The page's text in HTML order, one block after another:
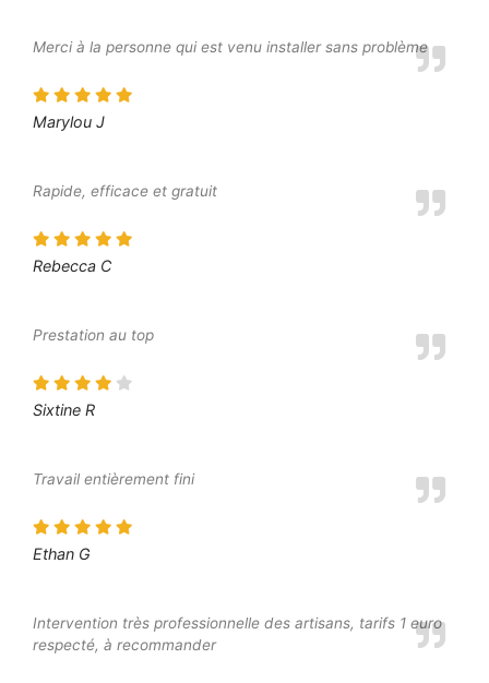
Merci à la personne qui est venu installer sans problème
Marylou J
Rapide, efficace et gratuit
Rebecca C
Prestation au top
Sixtine R
Travail entièrement fini
Ethan G
Intervention très professionnelle des artisans, tarifs 1 euro
respecté, à recommander